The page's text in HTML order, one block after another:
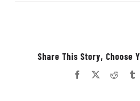
Share This Story, Choose
Facebook Reddit